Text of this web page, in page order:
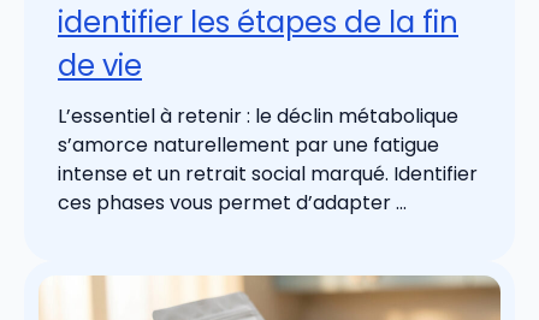
identifier les étapes de la fin
de vie
L’essentiel à retenir : le déclin métabolique
s’amorce naturellement par une fatigue
intense et un retrait social marqué. Identifier
ces phases vous permet d’adapter ...